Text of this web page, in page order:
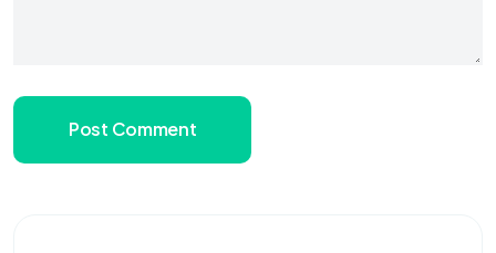
Post Comment